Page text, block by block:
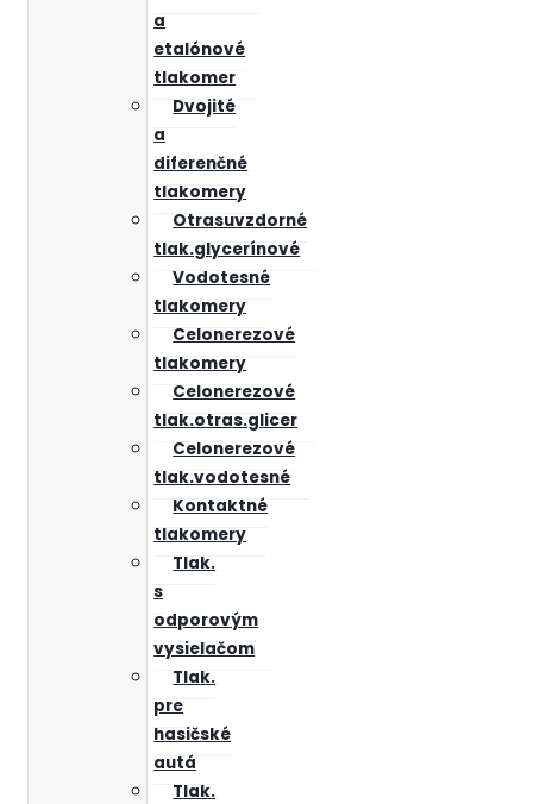
a
etalónové
tlakomer
Dvojité
a
diferenčné
tlakomery
Otrasuvzdorné
tlak.glycerínové
Vodotesné
tlakomery
Celonerezové
tlakomery
Celonerezové
tlak.otras.glicer
Celonerezové
tlak.vodotesné
Kontaktné
tlakomery
Tlak.
s
odporovým
vysielačom
Tlak.
pre
hasičské
autá
Tlak.